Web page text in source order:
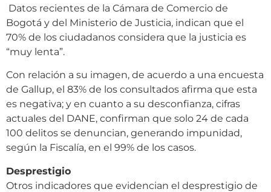
Datos recientes de la Cámara de Comercio de
Bogotá y del Ministerio de Justicia, indican que el
70% de los ciudadanos considera que la justicia es
“muy lenta”.
Con relación a su imagen, de acuerdo a una encuesta
de Gallup, el 83% de los consultados afirma que esta
es negativa; y en cuanto a su desconfianza, cifras
actuales del DANE, confirman que solo 24 de cada
100 delitos se denuncian, generando impunidad,
según la Fiscalía, en el 99% de los casos.
Desprestigio
Otros indicadores que evidencian el desprestigio de